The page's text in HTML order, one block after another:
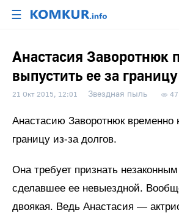
☰
Анастасия Заворотнюк
выпустить ее за границу
21 Окт 2015, 12:01 Звездная пыль
Анастасию Заворотнюк временно
границу из-за долгов.
Она требует признать
сделавшее ее невыездной.
двоякая. Ведь Анастасия —